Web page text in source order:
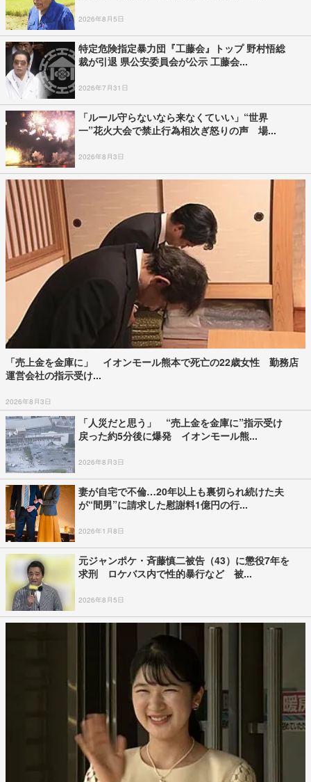
2026年8月5日
特定危険指定暴力団『工藤会』トップ 野村悟総
裁が引退 県公安委員会が公示 工藤会...
2026年7月31日
「ルール守らないなら来なくていい」“世界
一”花火大会で禁止行為相次ぎ怒りの声 場...
2026年8月3日
「売上金を金庫に」 イオンモール熊本で死亡の22歳女性 勤務店
運営会社の指示受け...
2026年8月3日
「人災だと思う」 “売上金を金庫に”指示受け
戻った約5分後に爆発 イオンモール熊...
2026年8月3日
妻が自宅で不倫…20年以上も裏切られ続けた夫
が“間男”に請求した慰謝料1億円の行...
2026年1月8日
元ジャンポケ・斉藤慎二被告（43）に懲役7年を
求刑 ロケバス内で性的暴行など 被...
2026年8月5日